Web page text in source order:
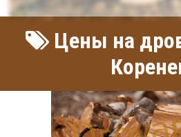
Цены на